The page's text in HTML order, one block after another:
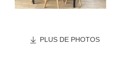
PLUS DE PHOTOS